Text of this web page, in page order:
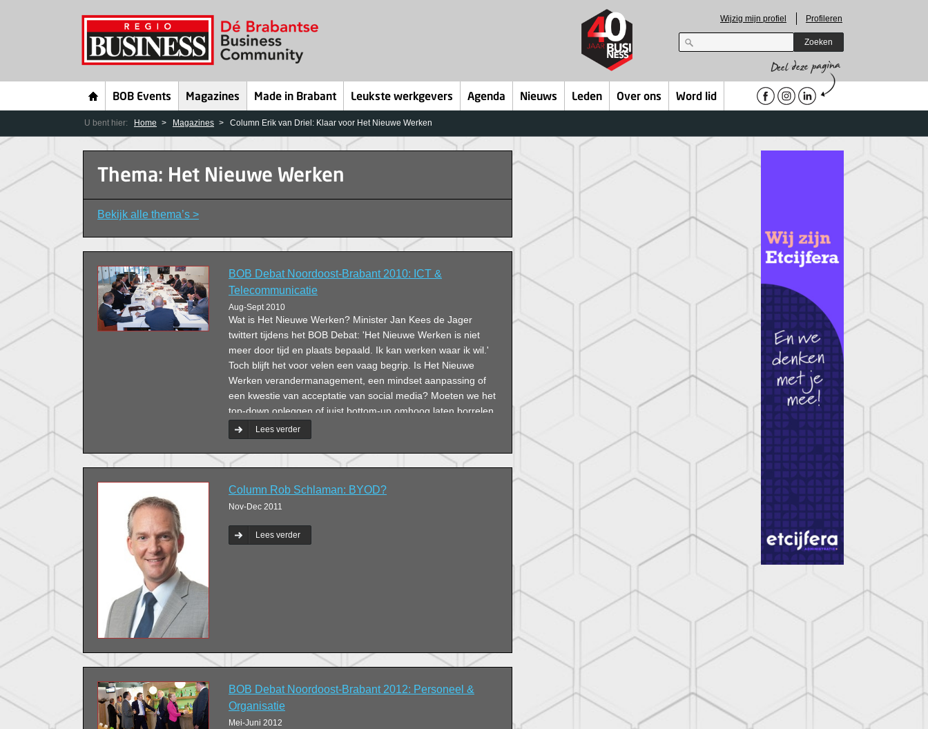
Wijzig mijn profiel Profileren
Zoeken
BOB Events Magazines Made in Brabant Leukste werkgevers Agenda Nieuws Leden Over ons Word lid
U bent hier: Home Magazines Column Erik van Driel: Klaar voor Het Nieuwe Werken
Thema: Het Nieuwe Werken
Bekijk alle thema’s >
BOB Debat Noordoost-Brabant 2010: ICT &
Telecommunicatie
Aug-Sept 2010
Wat is Het Nieuwe Werken? Minister Jan Kees de Jager
twittert tijdens het BOB Debat: 'Het Nieuwe Werken is niet
meer door tijd en plaats bepaald. Ik kan werken waar ik wil.'
Toch blijft het voor velen een vaag begrip. Is Het Nieuwe
Werken verandermanagement, een mindset aanpassing of
een kwestie van acceptatie van social media? Moeten we het
top-down opleggen of juist bottom-up omhoog laten borrelen
om draagvlak te krijgen. En de invoering? Rigoureus of juist
gefaseerd? Vragen waar negen professionals uit de zakelijke
ICT en telecommunicatiemarkt, kantoorinrichting,
bedrijfsmakelaardij, flexibele kantorenmarkt en
uitzendbranche over discussiëren in dit debat.
Lees verder
Column Rob Schlaman: BYOD?
Nov-Dec 2011
Lees verder
BOB Debat Noordoost-Brabant 2012: Personeel &
Organisatie
Mei-Juni 2012